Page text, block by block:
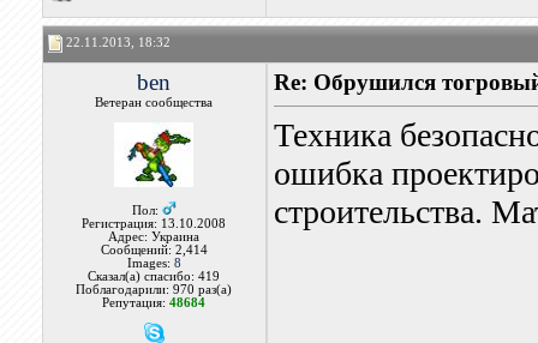
22.11.2013, 18:32
ben
Ветеран сообщества
Пол:
Регистрация: 13.10.2008
Адрес: Украина
Сообщений: 2,414
Images: 8
Сказал(а) спасибо: 419
Поблагодарили: 970 раз(а)
Репутация:48684
Re: Обрушился
Техника
ошибка
строительства.